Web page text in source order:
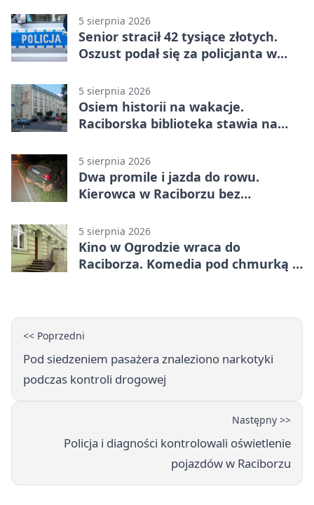
5 sierpnia 2026
Senior stracił 42 tysiące złotych.
Oszust podał się za policjanta w
5 sierpnia 2026
Osiem historii na wakacje.
Raciborska biblioteka stawia na
5 sierpnia 2026
Dwa promile i jazda do rowu.
Kierowca w Raciborzu bez
5 sierpnia 2026
Kino w Ogrodzie wraca do
Raciborza. Komedia pod chmurką w
<< Poprzedni
Pod siedzeniem pasażera znaleziono narkotyki
podczas kontroli drogowej
Następny >>
Policja i diagności kontrolowali oświetlenie
pojazdów w Raciborzu